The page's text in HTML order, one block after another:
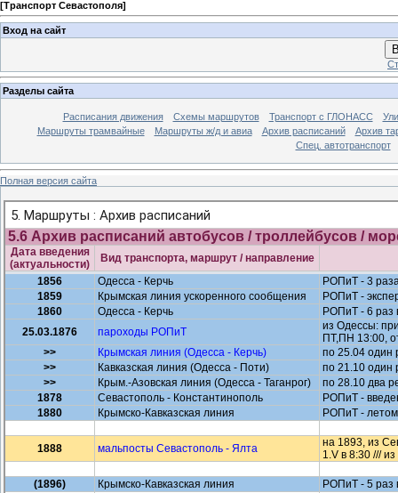
[Транспорт Севастополя]
Вход на сайт
Разделы сайта
Расписания движения Схемы маршрутов Транспорт с ГЛОНАСС
Маршруты трамвайные
Маршруты ж/д и авиа Архив расписаний
Архив
Спец. автотранспорт
Полная версия сайта